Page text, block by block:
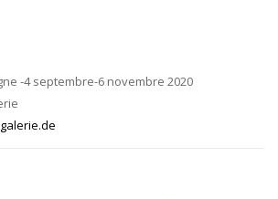
-4 septembre-6 novembre 2020